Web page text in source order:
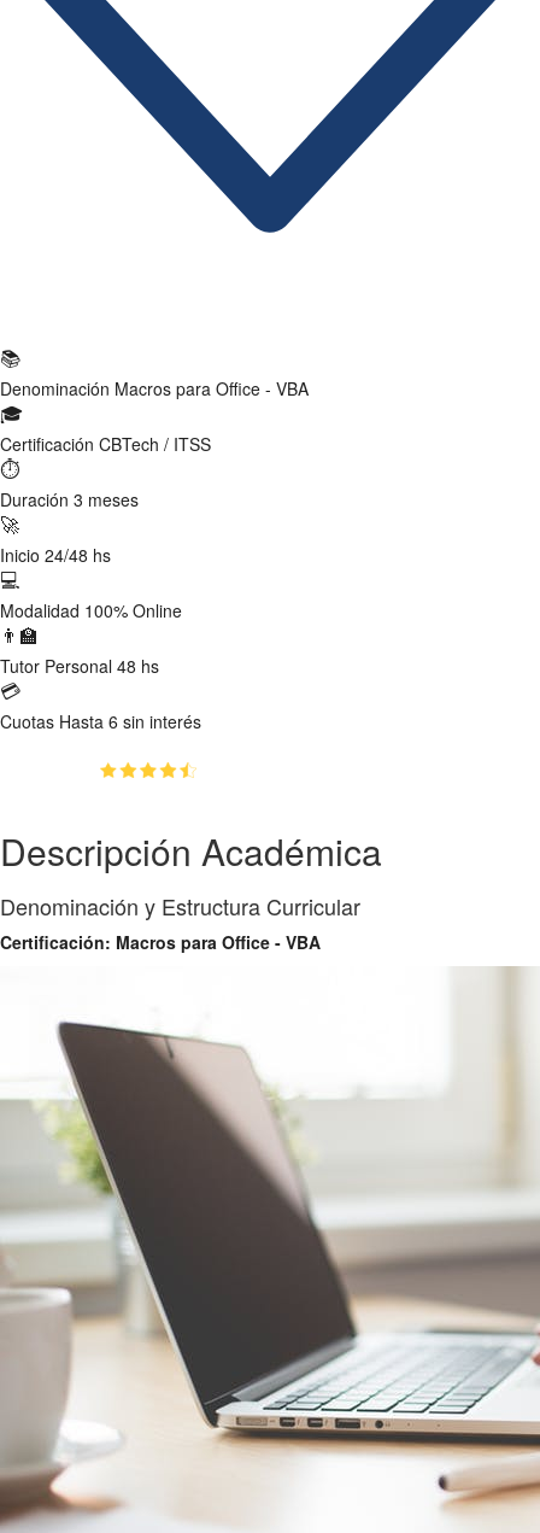
📚
Denominación Macros para Office - VBA
🎓
Certificación CBTech / ITSS
⏱
Duración 3 meses
🚀
Inicio 24/48 hs
💻
Modalidad 100% Online
👨‍🏫
Tutor Personal 48 hs
💳
Cuotas Hasta 6 sin interés
Descripción Académica
Denominación y Estructura Curricular
Certificación: Macros para Office - VBA